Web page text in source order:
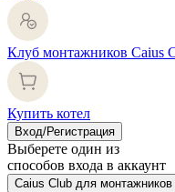
Клуб монтажников Caius
Купить котел
Вход/Регистрация
Выберете один из
способов входа в аккаунт
Caius Club для монтажников